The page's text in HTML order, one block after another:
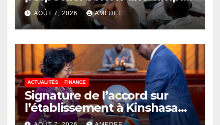
étape de la vie
AOÛT 7, 2026 AMEDEE
ACTUALITÉS FINANCE
Signature de l’accord sur
l’établissement à Kinshasa
du bureau-pays de l’Agence